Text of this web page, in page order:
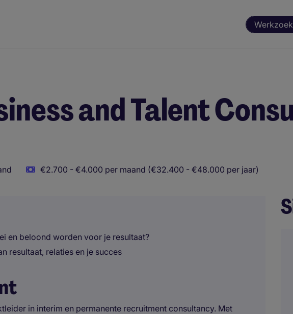
and Talent
€2.700 - €4.000 per maand (€32.400 - €48.000 per jaar)
en beloond worden voor je resultaat?
resultaat, relaties en je succes
in interim en permanente recruitment consultancy. Met